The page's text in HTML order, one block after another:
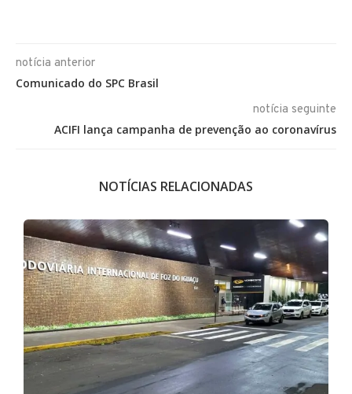
notícia anterior
Comunicado do SPC Brasil
notícia seguinte
ACIFI lança campanha de prevenção ao coronavírus
NOTÍCIAS RELACIONADAS